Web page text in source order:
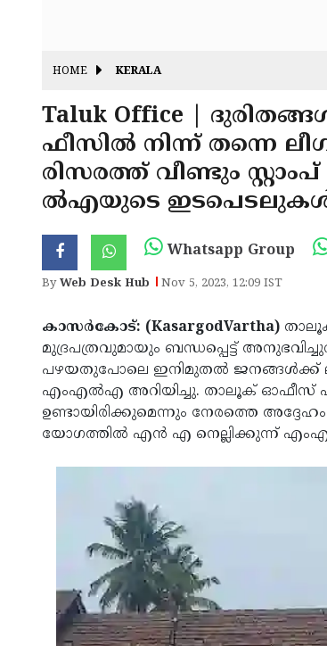
HOME KERALA
Taluk Office |
ഫീസില്‍ നിന്ന് തന്നെ
രിസരത്ത് വീണ്ടും
ല്‍എയുടെ
Whatsapp Group
ByWeb Desk Hub Nov 5, 2023, 12:09 IST
കാസര്‍കോട്: (KasargodVartha)
മുദ്രപത്രവുമായും ബന്ധപ്പെട്ട്
പഴയതുപോലെ ഇനിമുതല്‍ ജനങ്ങള്‍ക്ക്
എംഎല്‍എ അറിയിച്ചു. താലൂക് ഓഫീസ്
ഉണ്ടായിരിക്കുമെന്നും നേരത്തെ
യോഗത്തില്‍ എന്‍ എ നെല്ലിക്കുന്ന്